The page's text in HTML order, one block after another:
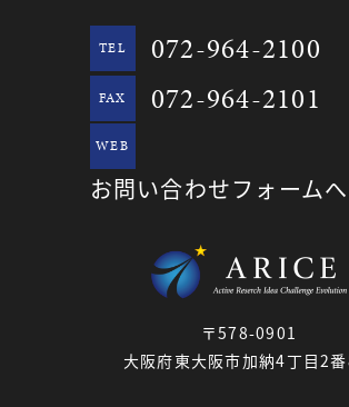
TEL 072-964-2100
FAX 072-964-2101
WEB
お問い合わせフォームへ
〒578-0901
大阪府東大阪市加納4丁目2